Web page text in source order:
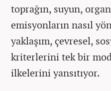
toprağın, suyun,
emisyonların nasıl
yaklaşım, çevresel,
kriterlerini tek bir
ilkelerini yansıtıyor.